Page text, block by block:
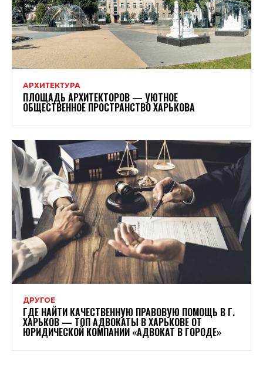
АРХИТЕКТУРА
ПЛОЩАДЬ АРХИТЕКТОРОВ — УЮТНОЕ
ОБЩЕСТВЕННОЕ ПРОСТРАНСТВО ХАРЬКОВА
ДРУГОЕ
ГДЕ НАЙТИ КАЧЕСТВЕННУЮ ПРАВОВУЮ ПОМОЩЬ В Г.
ХАРЬКОВ — ТОП АДВОКАТЫ В ХАРЬКОВЕ ОТ
ЮРИДИЧЕСКОЙ КОМПАНИИ «АДВОКАТ В ГОРОДЕ»